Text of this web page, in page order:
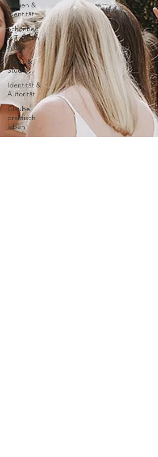
Frauen &
Identität
Schönheit
& Tiefe im
Alltag
Lager &
Studio
Identität &
Autorität
Glaube
praktisch
leben